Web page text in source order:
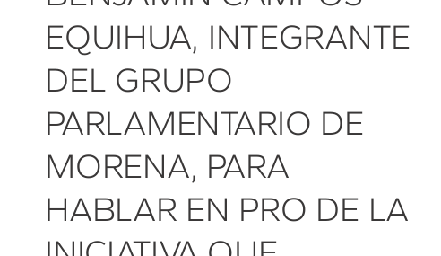
EQUIHUA, INTEGRANTE
DEL GRUPO
PARLAMENTARIO DE
MORENA, PARA
HABLAR EN PRO DE LA